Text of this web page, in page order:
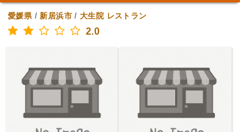
愛媛県/新居浜市/大生院 レストラン
2.0